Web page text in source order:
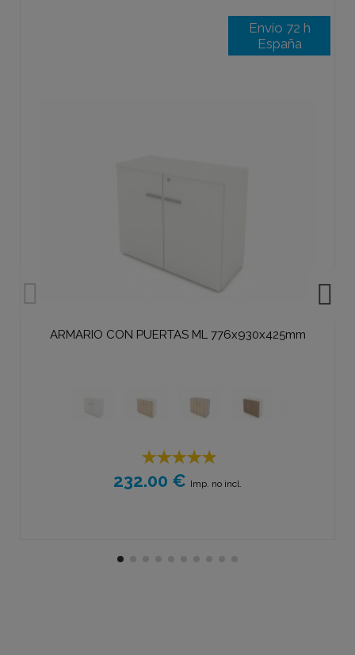
Envío 72 h
España
ARMARIO CON PUERTAS ML 776x930x425mm
232.00 € Imp. no incl.